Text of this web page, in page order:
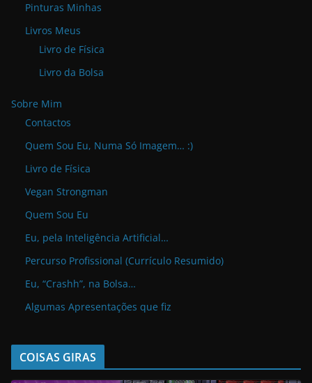
Pinturas Minhas
Livros Meus
Livro de Física
Livro da Bolsa
Sobre Mim
Contactos
Quem Sou Eu, Numa Só Imagem… :)
Livro de Física
Vegan Strongman
Quem Sou Eu
Eu, pela Inteligência Artificial…
Percurso Profissional (Currículo Resumido)
Eu, “Crashh”, na Bolsa…
Algumas Apresentações que fiz
COISAS GIRAS